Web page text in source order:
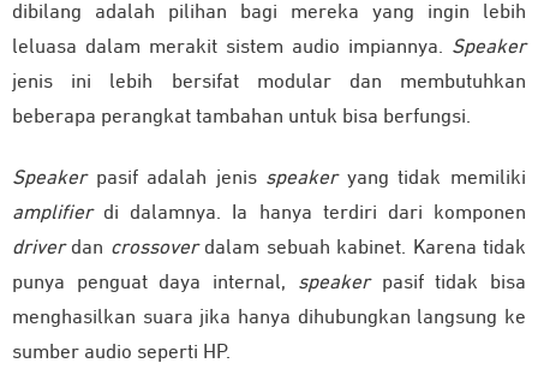
dibilang adalah pilihan bagi mereka yang ingin lebih
leluasa dalam merakit sistem audio impiannya. Speaker
jenis ini lebih bersifat modular dan membutuhkan
beberapa perangkat tambahan untuk bisa berfungsi.
Speakerpasif adalah jenis speakeryangtidak memiliki
amplifierdi dalamnya. Ia hanya terdiri dari komponen
driverdan crossoverdalam sebuah kabinet. Karena tidak
punya penguat daya internal, speakerpasif tidak bisa
menghasilkan suara jika hanya dihubungkan langsung ke
sumber audio seperti HP.